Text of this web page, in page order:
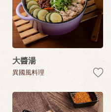
大醬湯
異國風料理